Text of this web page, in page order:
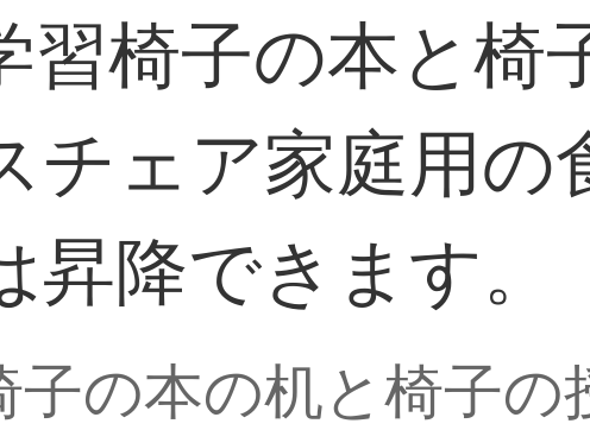
椅子の本と椅
チェア家庭用の
降できます。
の本の机と椅子の